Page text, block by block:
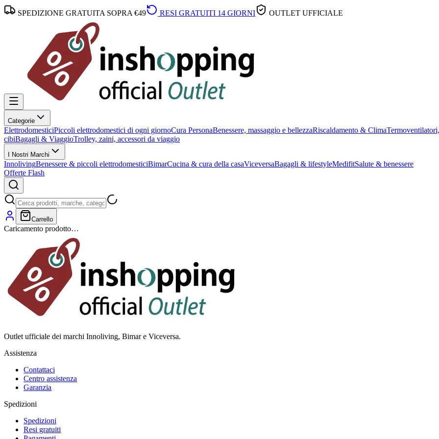
SPEDIZIONE GRATUITA SOPRA €49 RESI GRATUITI 14 GIORNI OUTLET UFFICIALE
Categorie
ElettrodomesticiPiccoli elettrodomestici di ogni giornoCura PersonaBenessere, massaggio e bellezzaRiscaldamento & Clima
cibiBagagli & ViaggioTrolley, zaini, accessori da viaggio
I Nostri Marchi
InnolivingBenessere & piccoli elettrodomesticiBimarCucina & cura della casaViceversaBagagli & lifestyleMedifitSalute & benessere
Offerte Flash
Carrello
Caricamento prodotto…
Outlet ufficiale dei marchi Innoliving, Bimar e Viceversa.
Assistenza
Contattaci
Centro assistenza
Garanzia
Spedizioni
Spedizioni
Resi gratuiti